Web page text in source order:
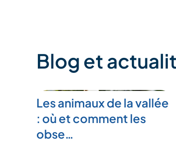
Blog et
Les animaux de la vallée
: où et comment les
obse…